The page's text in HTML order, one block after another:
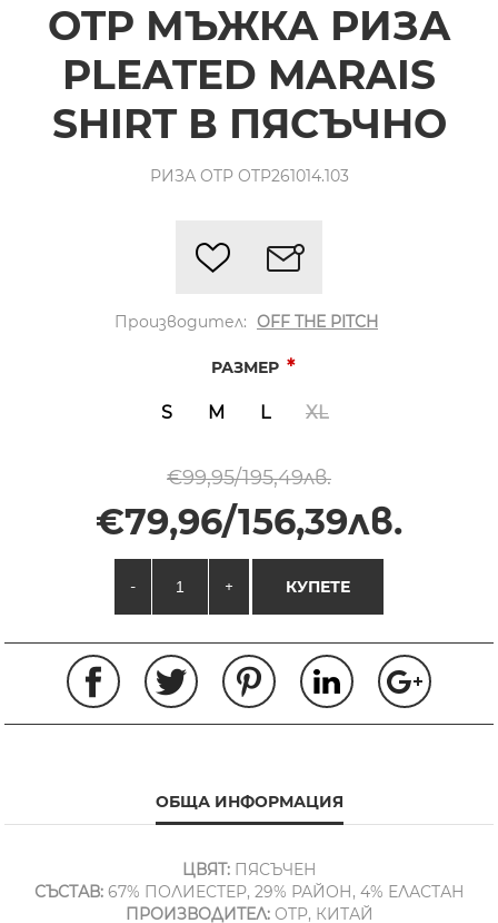
OTP МЪЖКА РИЗА
PLEATED MARAIS
SHIRT В ПЯСЪЧНО
РИЗА OTP OTP261014.103
Производител: OFF THE PITCH
РАЗМЕР *
S M L XL
€99,95/195,49лв.
€79,96/156,39лв.
- + КУПЕТЕ
ОБЩА ИНФОРМАЦИЯ
ЦВЯТ:ПЯСЪЧЕН
СЪСТАВ:67% ПОЛИЕСТЕР, 29% РАЙОН, 4% ЕЛАСТАН
ПРОИЗВОДИТЕЛ:OTP, КИТАЙ